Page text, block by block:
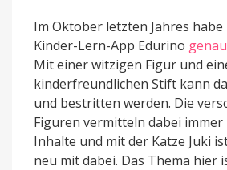
Im Oktober letzten Jahres habe
Kinder-Lern-App Edurino
Mit einer witzigen Figur und
kinderfreundlichen Stift kann
und bestritten werden. Die
Figuren vermitteln dabei
Inhalte und mit der Katze Juki
neu mit dabei. Das Thema hier